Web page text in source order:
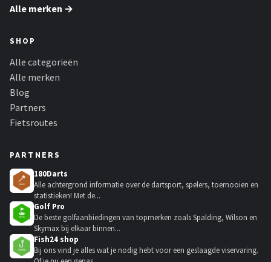
Alle merken →
SHOP
Alle categorieën
Alle merken
Blog
Partners
Fietsroutes
PARTNERS
180Darts
Alle achtergrond informatie over de dartsport, spelers, toernooien en
statistieken! Met de...
Golf Pro
De beste golfaanbiedingen van topmerken zoals Spalding, Wilson en
Skymax bij elkaar binnen...
Fish24 shop
Bij ons vind je alles wat je nodig hebt voor een geslaagde viservaring.